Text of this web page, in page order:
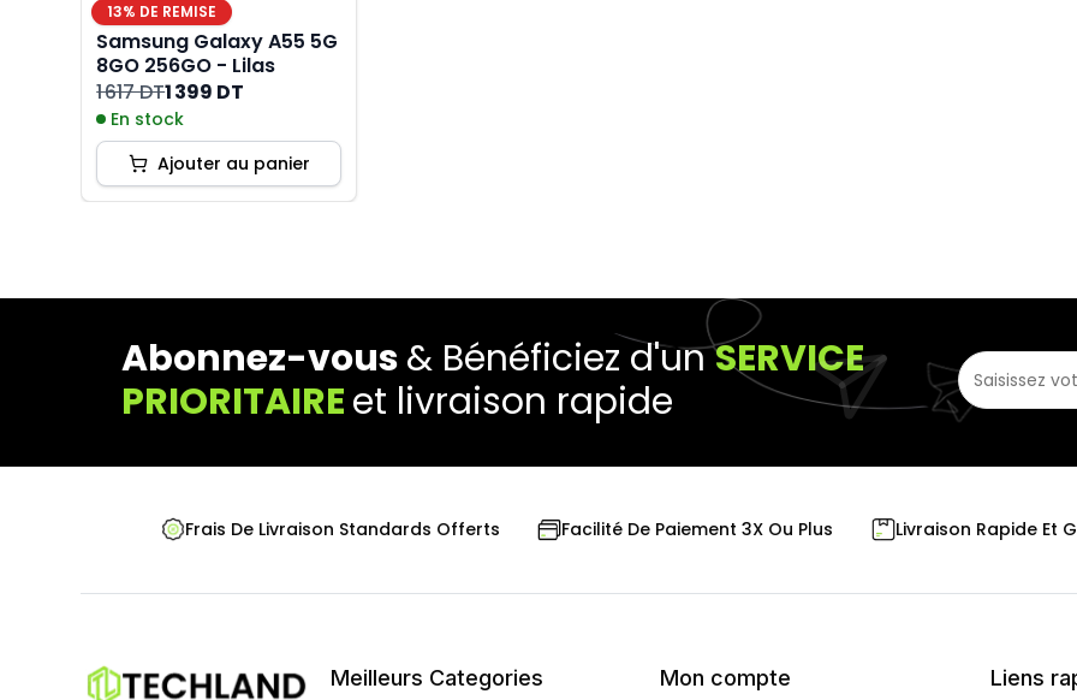
13% DE REMISE
Samsung Galaxy A55 5G
8GO 256GO - Lilas
1 617 DT1 399 DT
En stock
Ajouter au panier
Abonnez-vous& Bénéficiez d'unSERVICE
PRIORITAIREet livraison rapide
Frais De Livraison Standards Offerts Facilité De Paiement 3X Ou Plus Livraison Rapide Et
Meilleurs Categories Mon compte Liens